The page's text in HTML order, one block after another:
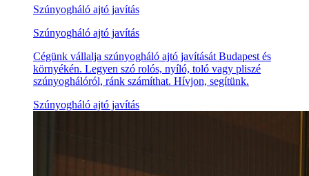
Szúnyogháló ajtó javítás
Szúnyogháló ajtó javítás
Cégünk vállalja szúnyogháló ajtó javítását Budapest és
környékén. Legyen szó rolós, nyíló, toló vagy pliszé
szúnyoghálóról, ránk számíthat. Hívjon, segítünk.
Szúnyogháló ajtó javítás